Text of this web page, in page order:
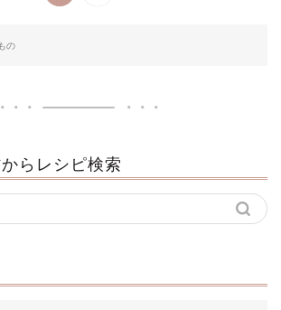
の
からレシピ検索